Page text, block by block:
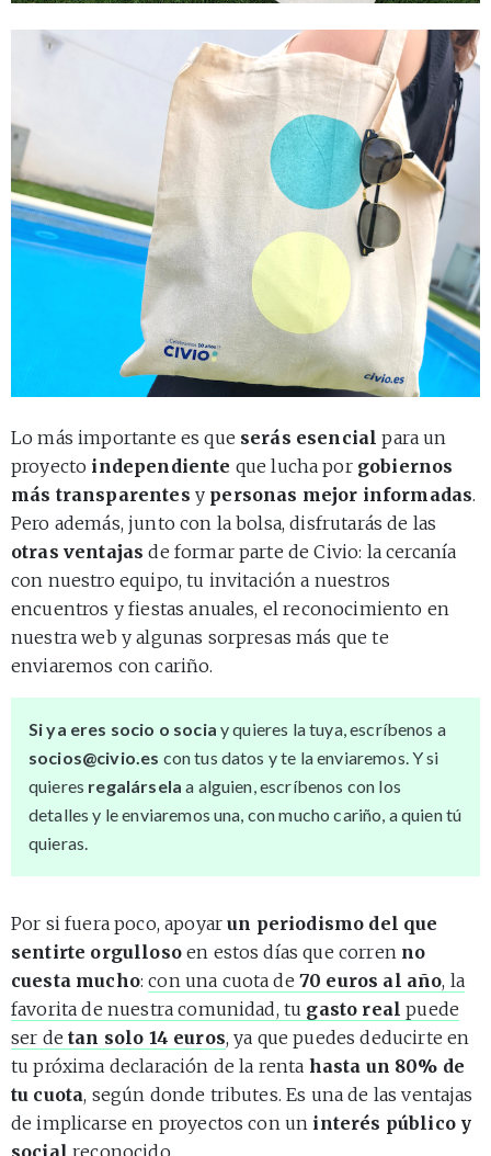
Lo más importante es que serás esencial para un
proyecto independiente que lucha por gobiernos
más transparentes y personas mejor informadas.
Pero además, junto con la bolsa, disfrutarás de las
otras ventajas de formar parte de Civio: la cercanía
con nuestro equipo, tu invitación a nuestros
encuentros y fiestas anuales, el reconocimiento en
nuestra web y algunas sorpresas más que te
enviaremos con cariño.
Si ya eres socio o socia y quieres la tuya, escríbenos a
socios@civio.es con tus datos y te la enviaremos. Y si
quieres regalársela a alguien, escríbenos con los
detalles y le enviaremos una, con mucho cariño, a quien tú
quieras.
Por si fuera poco, apoyarun periodismo del que
sentirte orgullosoen estos días que corren no
cuesta mucho:con una cuota de 70 euros al año, la
favorita de nuestra comunidad, tu gasto real puede
ser detan solo 14 euros, ya que puedes deducirte en
tu próxima declaración de la renta hasta un 80% de
tu cuota, según donde tributes. Es una de las ventajas
de implicarse en proyectos con un interés público y
social reconocido.